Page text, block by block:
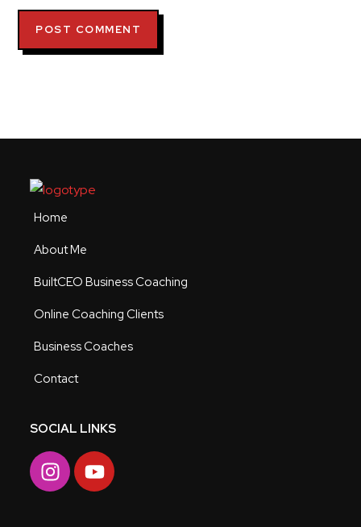
Home
About Me
BuiltCEO Business Coaching
Online Coaching Clients
Business Coaches
Contact
SOCIAL LINKS